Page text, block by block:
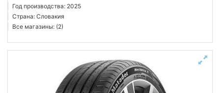
Год производства: 2025
Страна: Словакия
Все магазины: (2)